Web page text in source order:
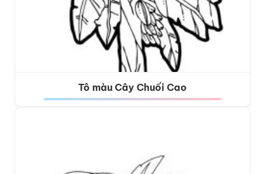
Tô màu Cây Chuối Cao